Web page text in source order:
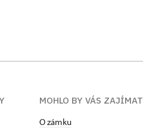
MOHLO BY VÁS ZAJÍMAT
O zámku